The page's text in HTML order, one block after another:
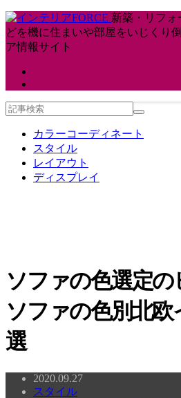
新築・リフ
どを機に住まいや部屋をいじくり
ア情報サイト
カラーコーディネート
スタイル
レイアウト
ディスプレイ
ソファの色選定の
ソファの色別北欧
選
2020.09.27
スタイル